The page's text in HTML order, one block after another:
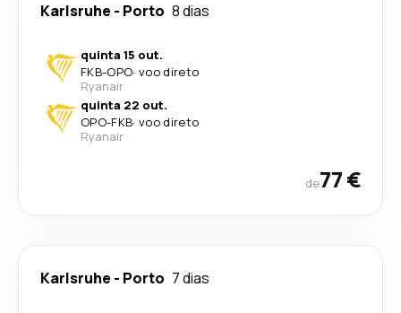
Karlsruhe - Porto 8 dias
quinta 15 out.
FKB-OPO· voo direto
Ryanair
quinta 22 out.
OPO-FKB· voo direto
Ryanair
de77 €
Karlsruhe - Porto 7 dias